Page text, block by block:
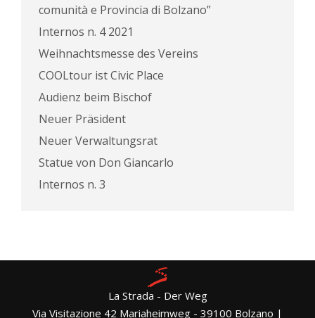
comunità e Provincia di Bolzano”
Internos n. 4 2021
Weihnachtsmesse des Vereins
COOLtour ist Civic Place
Audienz beim Bischof
Neuer Präsident
Neuer Verwaltungsrat
Statue von Don Giancarlo
Internos n. 3
La Strada - Der Weg
Via Visitazione 42 Mariaheimweg - 39100 Bolzano |